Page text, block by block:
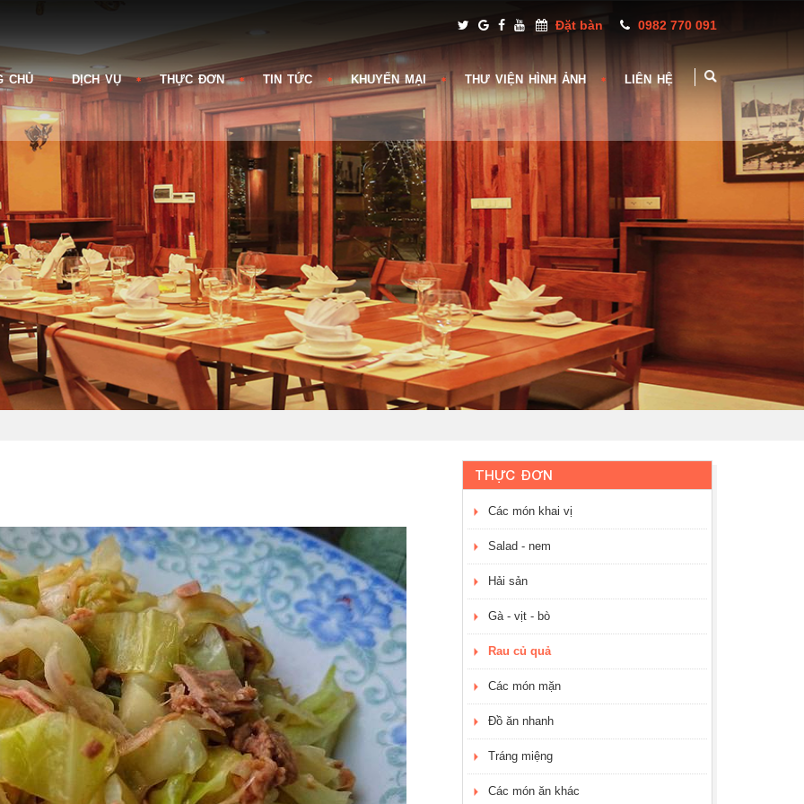
0982 770 091
Đặt bàn
CHỦ DỊCH VỤ THỰC ĐƠN TIN TỨC KHUYẾN MẠI THƯ VIỆN HÌNH ẢNH LIÊN HỆ
THỰC ĐƠN
Các món khai vị
Salad - nem
Hải sản
Gà - vịt - bò
Rau củ quả
Các món mặn
Đồ ăn nhanh
Tráng miệng
Các món ăn khác